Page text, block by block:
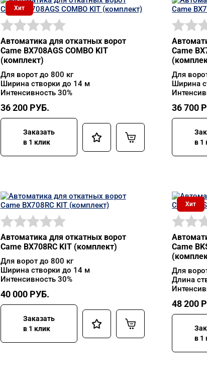
Хит
Автоматика для откатных ворот
Came BX708AGS COMBO KIT
(комплект)
Для ворот до 800 кг
Ширина створки до 14 м
Интенсивность 30%
36 200 РУБ.
Заказать
в 1 клик
Came
Для
Ширина
36 700
в 1
Автоматика для откатных ворот
Came BX708RC KIT (комплект)
Для ворот до 800 кг
Ширина створки до 14 м
Интенсивность 30%
40 000 РУБ.
Заказать
в 1 клик
Хит
Came
Для
Длина
48 200
в 1